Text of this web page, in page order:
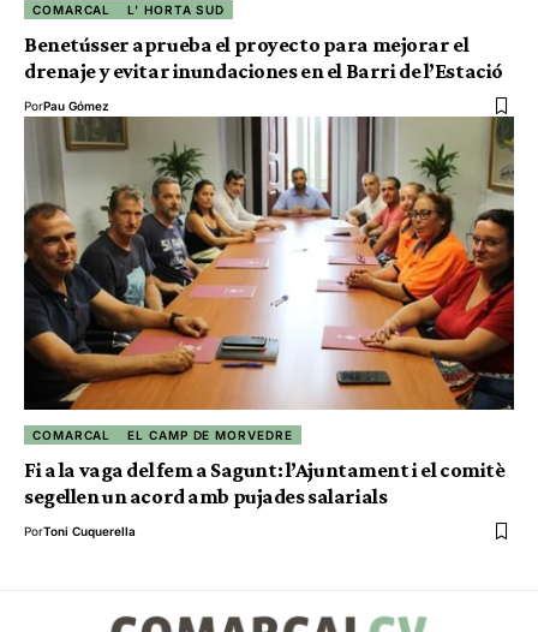
COMARCAL L' HORTA SUD
Benetússer aprueba el proyecto para mejorar el
drenaje y evitar inundaciones en el Barri de l’Estació
PorPau Gómez
COMARCAL EL CAMP DE MORVEDRE
Fi a la vaga del fem a Sagunt: l’Ajuntament i el comitè
segellen un acord amb pujades salarials
PorToni Cuquerella